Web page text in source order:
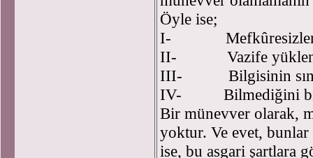
Öyle ise;
I-
II- Vazife
III- Bilgisinin
IV- Bilmediğini
Bir münevver olarak,
yoktur. Ve evet, bunlar
ise, bu asgari şartlara